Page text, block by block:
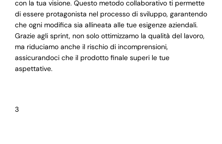
con la tua visione. Questo metodo collaborativo ti permette
di essere protagonista nel processo di sviluppo, garantendo
che ogni modifica sia allineata alle tue esigenze aziendali.
Grazie agli sprint, non solo ottimizzamo la qualità del lavoro,
ma riduciamo anche il rischio di incomprensioni,
assicurandoci che il prodotto finale superi le tue
aspettative.
3